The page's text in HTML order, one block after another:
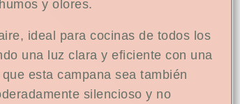
y olores.
ideal para cocinas de todos los
una luz clara y eficiente con una
esta campana sea también
silencioso y no